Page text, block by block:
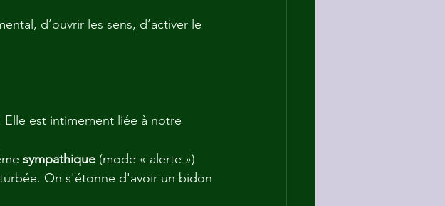
d’ouvrir les sens, d’activer le
Elle est intimement liée à notre
sympathique (mode « alerte »)
On s'étonne d'avoir un bidon